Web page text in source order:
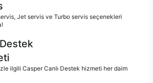
Jet servis ve Turbo servis seçenekleri
ilgili Casper Canlı Destek hizmeti her daim